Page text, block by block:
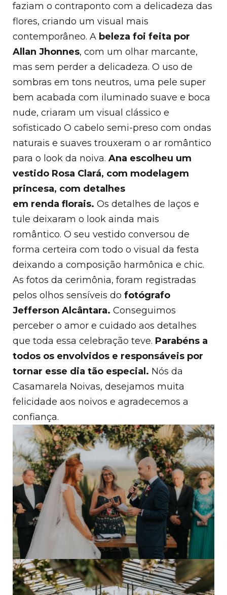
faziam o contraponto com a delicadeza das
flores, criando um visual mais
contemporâneo. A beleza foi feita por
Allan Jhonnes, com um olhar marcante,
mas sem perder a delicadeza. O uso de
sombras em tons neutros, uma pele super
bem acabada com iluminado suave e boca
nude, criaram um visual clássico e
sofisticado O cabelo semi-preso com ondas
naturais e suaves trouxeram o ar romântico
para o look da noiva. Ana escolheu um
vestido Rosa Clará, com modelagem
princesa, com detalhes
em renda florais. Os detalhes de laços e
tule deixaram o look ainda mais
romântico. O seu vestido conversou de
forma certeira com todo o visual da festa
deixando a composição harmônica e chic.
As fotos da cerimônia, foram registradas
pelos olhos sensíveis do fotógrafo
Jefferson Alcântara. Conseguimos
perceber o amor e cuidado aos detalhes
que toda essa celebração teve. Parabéns a
todos os envolvidos e responsáveis por
tornar esse dia tão especial. Nós da
Casamarela Noivas, desejamos muita
felicidade aos noivos e agradecemos a
confiança.